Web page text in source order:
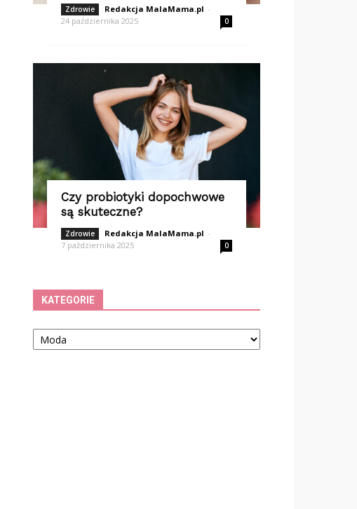
Zdrowie Redakcja MalaMama.pl -
24 października 2025
0
Czy probiotyki dopochwowe
są skuteczne?
Zdrowie Redakcja MalaMama.pl -
7 października 2025
0
KATEGORIE
Kategorie